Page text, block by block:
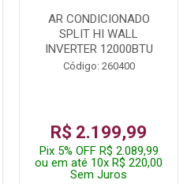
AR CONDICIONADO
SPLIT HI WALL
INVERTER 12000BTU
Código: 260400
R$ 2.199,99
Pix 5% OFF R$ 2.089,99
ou em até 10x R$ 220,00
Sem Juros